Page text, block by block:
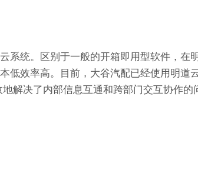
系统。区别于一般的开箱即用型软件，在
低效率高。目前，大谷汽配已经使用明道
解决了内部信息互通和跨部门交互协作的